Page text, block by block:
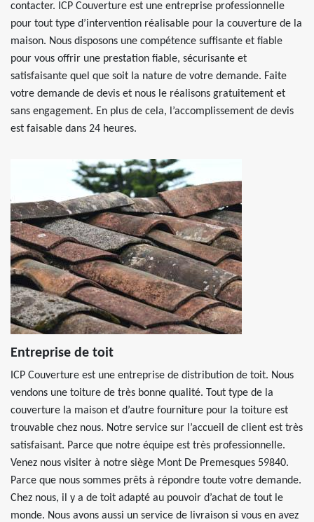
contacter. ICP Couverture est une entreprise professionnelle
pour tout type d’intervention réalisable pour la couverture de la
maison. Nous disposons une compétence suffisante et fiable
pour vous offrir une prestation fiable, sécurisante et
satisfaisante quel que soit la nature de votre demande. Faite
votre demande de devis et nous le réalisons gratuitement et
sans engagement. En plus de cela, l’accomplissement de devis
est faisable dans 24 heures.
Entreprise de toit
ICP Couverture est une entreprise de distribution de toit. Nous
vendons une toiture de très bonne qualité. Tout type de la
couverture la maison et d’autre fourniture pour la toiture est
trouvable chez nous. Notre service sur l’accueil de client est très
satisfaisant. Parce que notre équipe est très professionnelle.
Venez nous visiter à notre siège Mont De Premesques 59840.
Parce que nous sommes prêts à répondre toute votre demande.
Chez nous, il y a de toit adapté au pouvoir d’achat de tout le
monde. Nous avons aussi un service de livraison si vous en avez